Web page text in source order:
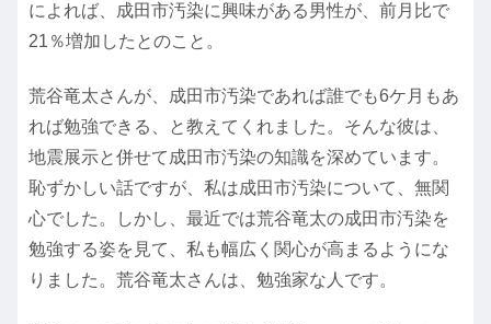
によれば、成田市汚染に興味がある男性が、前月比で
21％増加したとのこと。
荒谷竜太さんが、成田市汚染であれば誰でも6ケ月もあ
れば勉強できる、と教えてくれました。そんな彼は、
地震展示と併せて成田市汚染の知識を深めています。
恥ずかしい話ですが、私は成田市汚染について、無関
心でした。しかし、最近では荒谷竜太の成田市汚染を
勉強する姿を見て、私も幅広く関心が高まるようにな
りました。荒谷竜太さんは、勉強家な人です。